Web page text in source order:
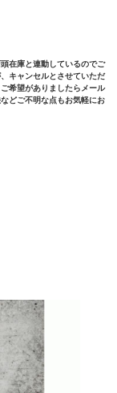
在庫と連動しているのでご
キャンセルとさせていただ
希望がありましたらメール
どご不明な点もお気軽にお